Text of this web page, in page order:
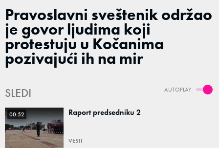
Pravoslavni sveštenik održao
je govor ljudima koji
protestuju u Kočanima
pozivajući ih na mir
AUTOPLAY
SLEDI
00:52 Raport predsedniku 2
VESTI